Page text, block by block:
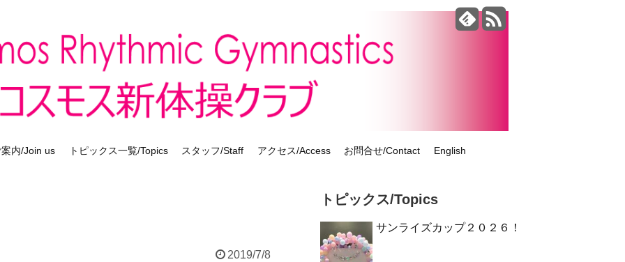
内/Join us トピックス一覧/Topics スタッフ/Staff アクセス/Access お問合せ/Contact English
2019/7/8
トピックス/Topics
サンライズカップ２０２６！